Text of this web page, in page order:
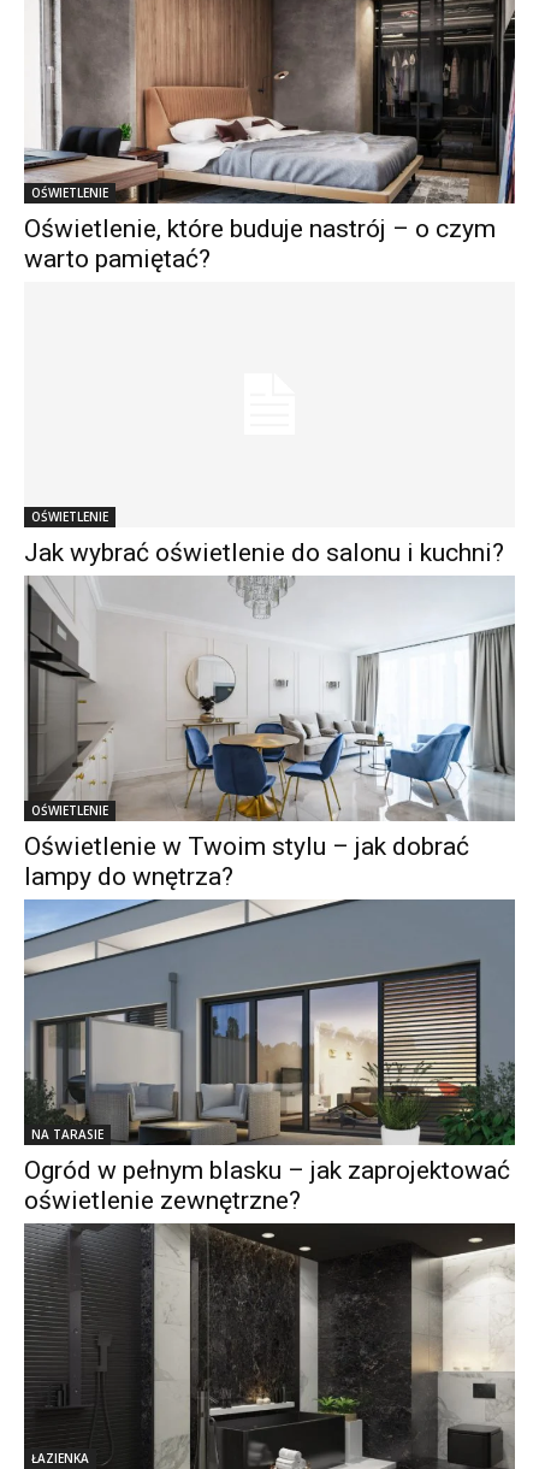
OŚWIETLENIE
Oświetlenie, które buduje nastrój – o czym
warto pamiętać?
OŚWIETLENIE
Jak wybrać oświetlenie do salonu i kuchni?
OŚWIETLENIE
Oświetlenie w Twoim stylu – jak dobrać
lampy do wnętrza?
NA TARASIE
Ogród w pełnym blasku – jak zaprojektować
oświetlenie zewnętrzne?
ŁAZIENKA